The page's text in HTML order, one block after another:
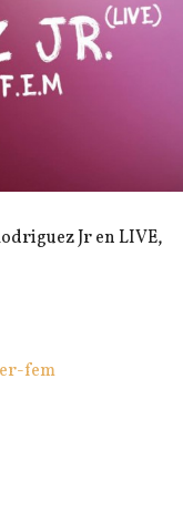
Jr en LIVE,
fem